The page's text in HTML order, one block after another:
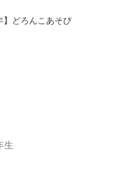
どろんこあそび
生